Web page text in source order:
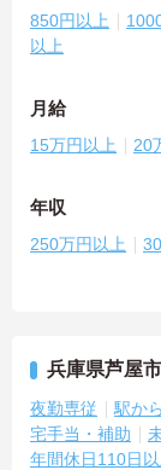
850円以上
以上
月給
15万円以上 20
年収
250万円以上
兵庫県芦屋
夜勤専従 駅か
宅手当・補助
年間休日110日以